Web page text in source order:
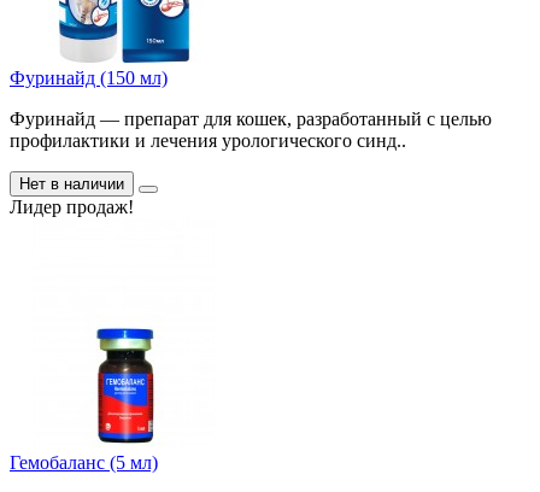
Фуринайд (150 мл)
Фуринайд — препарат для кошек, разработанный с целью
профилактики и лечения урологического синд..
Нет в наличии
Лидер продаж!
Гемобаланс (5 мл)